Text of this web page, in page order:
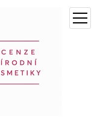
otevřít
menu